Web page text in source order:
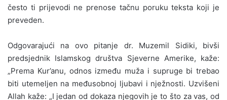
često ti prijevodi ne prenose tačnu poruku teksta koji je
preveden.
Odgovarajući na ovo pitanje dr. Muzemil Sidiki, bivši
predsjednik Islamskog društva Sjeverne Amerike, kaže:
„Prema Kur’anu, odnos između muža i supruge bi trebao
biti utemeljen na međusobnoj ljubavi i nježnosti. Uzvišeni
Allah kaže: „I jedan od dokaza njegovih je to što za vas, od